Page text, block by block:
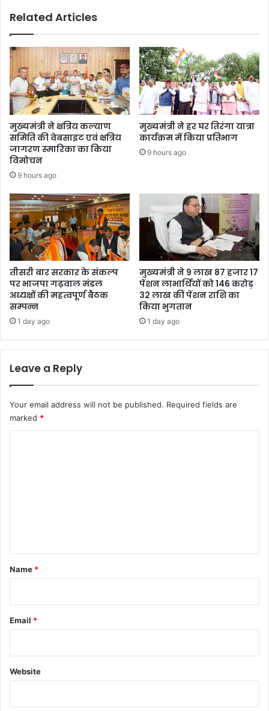
Related Articles
मुख्यमंत्री ने क्षत्रिय कल्याण
समिति की वेबसाइट एवं क्षत्रिय
जागरण स्मारिका का किया
विमोचन
9 hours ago
मुख्यमंत्री ने हर घर तिरंगा यात्रा
कार्यक्रम में किया प्रतिभाग
9 hours ago
तीसरी बार सरकार के संकल्प
पर भाजपा गढ़वाल मंडल
अध्यक्षों की महत्वपूर्ण बैठक
सम्पन्न
1 day ago
मुख्यमंत्री ने 9 लाख 87 हजार 17
पेंशन लाभार्थियों को 146 करोड़
32 लाख की पेंशन राशि का
किया भुगतान
1 day ago
Leave a Reply
Your email address will not be published. Required fields are
marked *
*
Name *
Email *
Website